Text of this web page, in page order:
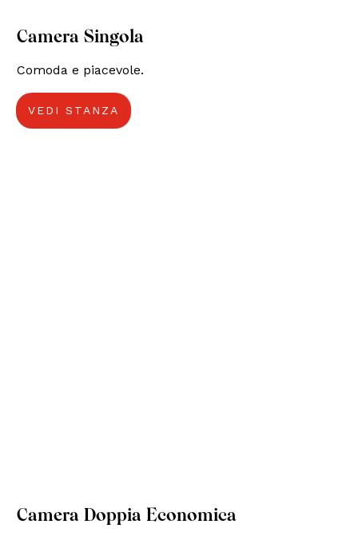
Camera Singola
Comoda e piacevole.
VEDI STANZA
Camera Doppia Economica